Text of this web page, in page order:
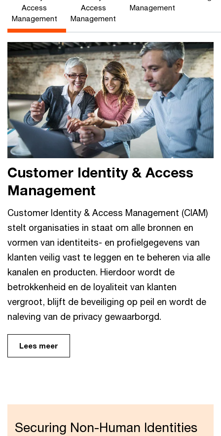
Access
Management
Access
Management
Management
Customer Identity & Access
Management
Customer Identity & Access Management (CIAM)
stelt organisaties in staat om alle bronnen en
vormen van identiteits- en profielgegevens van
klanten veilig vast te leggen en te beheren via alle
kanalen en producten. Hierdoor wordt de
betrokkenheid en de loyaliteit van klanten
vergroot, blijft de beveiliging op peil en wordt de
naleving van de privacy gewaarborgd.
Lees meer
Securing Non-Human Identities